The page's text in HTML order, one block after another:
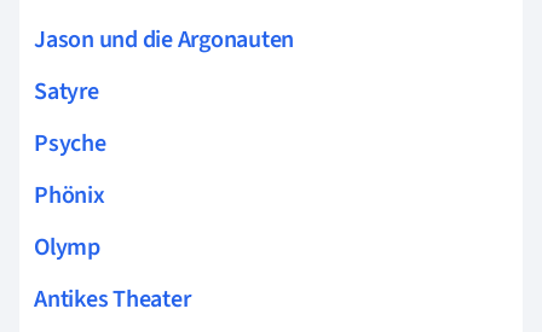
Jason und die Argonauten
Satyre
Psyche
Phönix
Olymp
Antikes Theater